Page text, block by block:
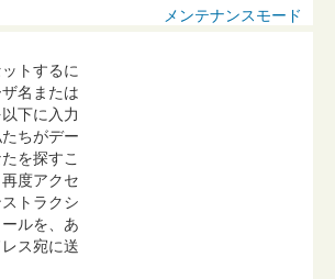
メンテナンスモード
トするに
名または
下に入力
ちがデー
を探すこ
度アクセ
トラクシ
ルを、あ
ス宛に送